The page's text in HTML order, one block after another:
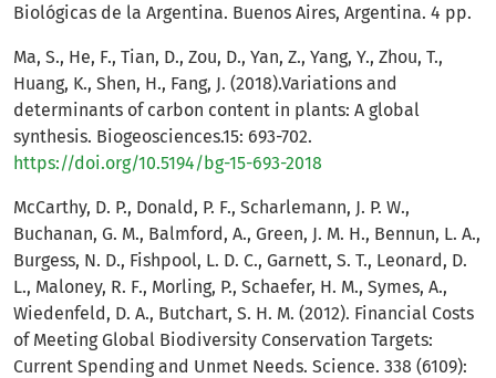
Biológicas de la Argentina. Buenos Aires, Argentina. 4 pp.
Ma, S., He, F., Tian, D., Zou, D., Yan, Z., Yang, Y., Zhou, T.,
Huang, K., Shen, H., Fang, J. (2018).Variations and
determinants of carbon content in plants: A global
synthesis. Biogeosciences.15: 693-702.
https://doi.org/10.5194/bg-15-693-2018
McCarthy, D. P., Donald, P. F., Scharlemann, J. P. W.,
Buchanan, G. M., Balmford, A., Green, J. M. H., Bennun, L. A.,
Burgess, N. D., Fishpool, L. D. C., Garnett, S. T., Leonard, D.
L., Maloney, R. F., Morling, P., Schaefer, H. M., Symes, A.,
Wiedenfeld, D. A., Butchart, S. H. M. (2012). Financial Costs
of Meeting Global Biodiversity Conservation Targets:
Current Spending and Unmet Needs. Science. 338 (6109):